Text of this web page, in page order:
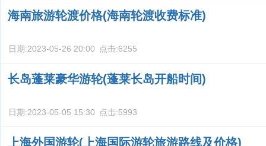
海南旅游轮渡价格(海南轮渡收费标准)
日期:2023-05-26 20:00 点击:6255
长岛蓬莱豪华游轮(蓬莱长岛开船时间)
日期:2023-05-05 15:30 点击:5993
上海外国游轮(上海国际游轮旅游路线及价格)